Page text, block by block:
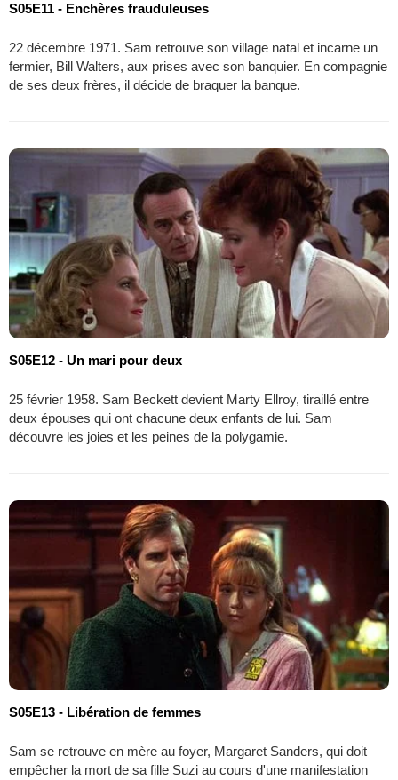
S05E11 - Enchères frauduleuses
22 décembre 1971. Sam retrouve son village natal et incarne un
fermier, Bill Walters, aux prises avec son banquier. En compagnie
de ses deux frères, il décide de braquer la banque.
S05E12 - Un mari pour deux
25 février 1958. Sam Beckett devient Marty Ellroy, tiraillé entre
deux épouses qui ont chacune deux enfants de lui. Sam
découvre les joies et les peines de la polygamie.
S05E13 - Libération de femmes
Sam se retrouve en mère au foyer, Margaret Sanders, qui doit
empêcher la mort de sa fille Suzi au cours d'une manifestation